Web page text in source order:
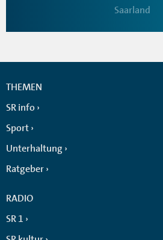
Saarland
THEMEN
SR info
Sport
Unterhaltung
Ratgeber
RADIO
SR 1